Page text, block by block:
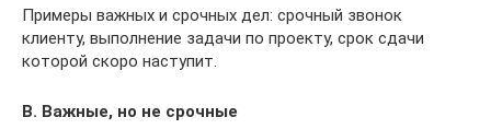
Примеры важных и срочных дел: срочный звонок
клиенту, выполнение задачи по проекту, срок сдачи
которой скоро наступит.
B. Важные, но не срочные